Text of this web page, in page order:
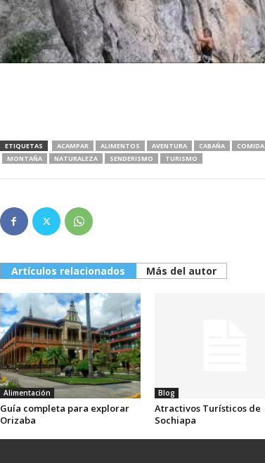
ETIQUETAS ACAMPAR ALIMENTOS AVENTURA CABAÑA COMIDA
MONTAÑA
NATURALEZA SENDERISMO TURISMO
Artículos relacionados Más del autor
Alimentación
Guía completa para explorar
Orizaba
Blog
Atractivos Turísticos de
Sochiapa